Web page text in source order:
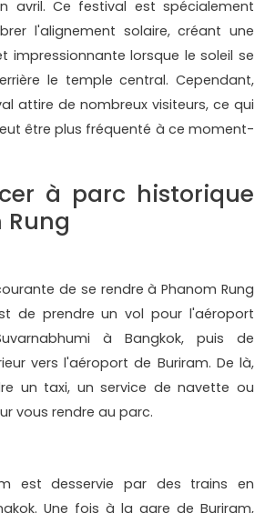
avril. Ce festival est spécialement
l'alignement solaire, créant une
impressionnante lorsque le soleil se
le temple central. Cependant,
attire de nombreux visiteurs, ce qui
être plus fréquenté à ce moment-
à parc historique
Rung
de se rendre à Phanom Rung
de prendre un vol pour l'aéroport
à Bangkok, puis de
vers l'aéroport de Buriram. De là,
un taxi, un service de navette ou
vous rendre au parc.
est desservie par des trains en
Une fois à la gare de Buriram,